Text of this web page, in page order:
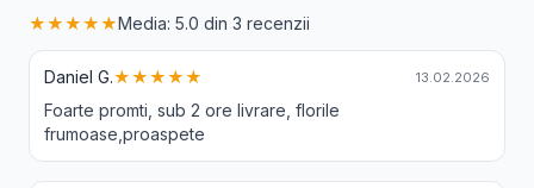
★★★★★Media: 5.0 din 3 recenzii
Daniel G.★★★★★ 13.02.2026
Foarte promti, sub 2 ore livrare, florile
frumoase,proaspete